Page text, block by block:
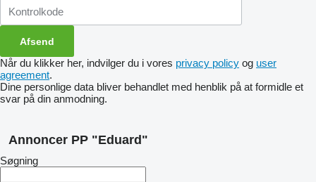
Når du klikker her, indvilger du i vores privacy policy og user
agreement.
Dine personlige data bliver behandlet med henblik på at formidle et
svar på din anmodning.
Annoncer PP "Eduard"
Søgning